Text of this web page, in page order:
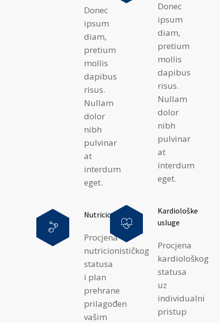
Donec
ipsum
diam,
pretium
mollis
dapibus
risus.
Nullam
dolor
nibh
pulvinar
at
interdum
eget.
Nutricionizam
Procjena
nutricionističkog
statusa
i plan
prehrane
prilagođen
vašim
Donec
ipsum
diam,
pretium
mollis
dapibus
risus.
Nullam
dolor
nibh
pulvinar
at
interdum
eget.
Kardiološke
usluge
Procjena
kardiološkog
statusa
uz
individualni
pristup